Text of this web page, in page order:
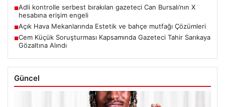
■Adli kontrolle serbest bırakılan gazeteci Can Bursalı’nın X
hesabına erişim engeli
■Açık Hava Mekanlarında Estetik ve bahçe mutfağı Çözümleri
■Cem Küçük Soruşturması Kapsamında Gazeteci Tahir Sarıkaya
Gözaltına Alındı
Güncel